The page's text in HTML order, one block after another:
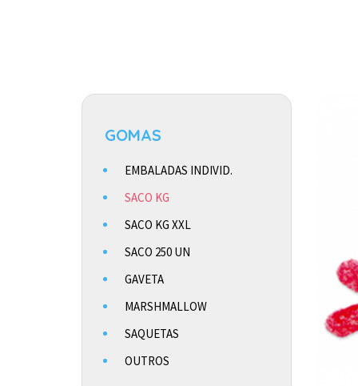
GOMAS
EMBALADAS INDIVID.
SACO KG
SACO KG XXL
SACO 250 UN
GAVETA
MARSHMALLOW
SAQUETAS
OUTROS